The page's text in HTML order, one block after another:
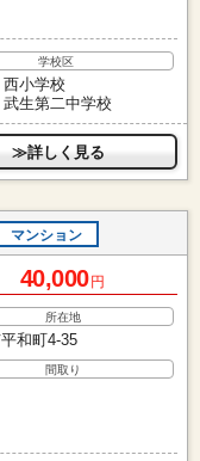
学校区
小学校
生第二中学校
≫詳しく見る
マンション
40,000 円
所在地
和町4-35
間取り